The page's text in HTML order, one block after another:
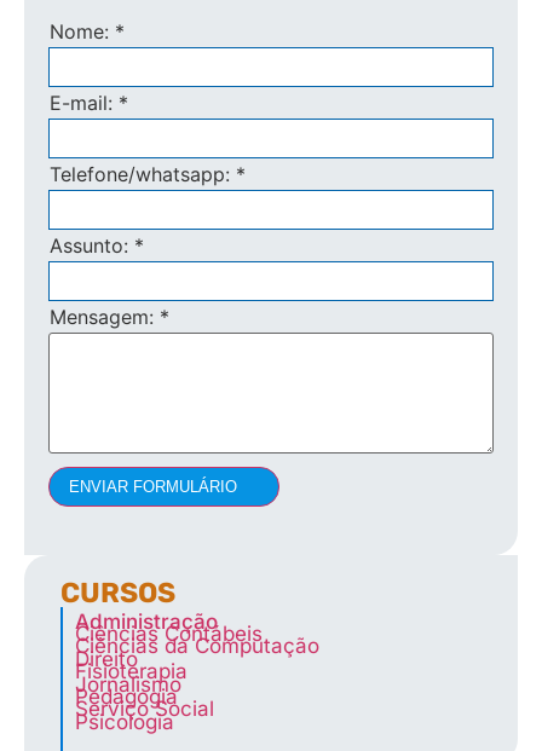
Nome: *
E-mail: *
Telefone/whatsapp: *
Assunto: *
Mensagem: *
ENVIAR FORMULÁRIO
CURSOS
Administração
Ciências Contábeis
Ciências da Computação
Direito
Fisioterapia
Jornalismo
Pedagogia
Serviço Social
Psicologia